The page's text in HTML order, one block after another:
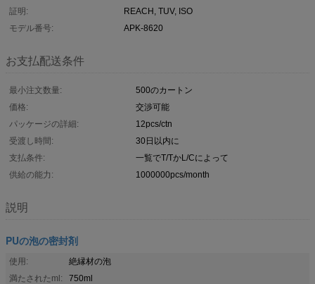
証明:
REACH, TUV, ISO
モデル番号:
APK-8620
お支払配送条件
最小注文数量:
500のカートン
価格:
交渉可能
パッケージの詳細:
12pcs/ctn
受渡し時間:
30日以内に
支払条件:
一覧でT/TかL/Cによって
供給の能力:
1000000pcs/month
説明
PUの泡の密封剤
使用:
絶縁材の泡
満たされたml:
750ml